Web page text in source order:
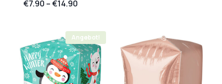
€7.90 –€14.90
Angebot!